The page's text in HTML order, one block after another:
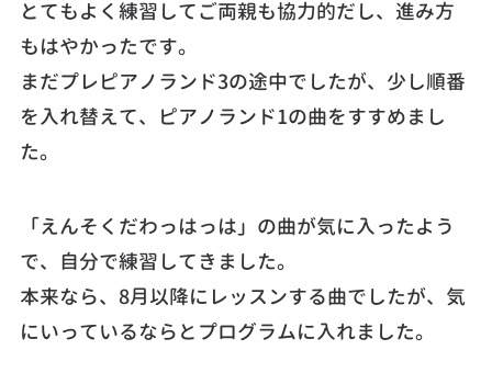
とてもよく練習してご両親も協力的だし、進み方
もはやかったです。
まだプレピアノランド3の途中でしたが、少し順番
を入れ替えて、ピアノランド1の曲をすすめまし
た。
「えんそくだわっはっは」の曲が気に入ったよう
で、自分で練習してきました。
本来なら、8月以降にレッスンする曲でしたが、気
にいっているならとプログラムに入れました。